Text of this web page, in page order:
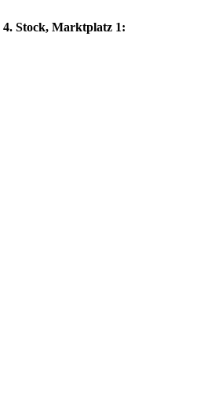
4. Stock, Marktplatz 1: